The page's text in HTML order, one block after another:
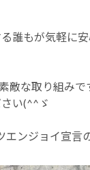
誰もが気軽に
敵な取り組み
い(^^ゞ
エンジョイ宣言